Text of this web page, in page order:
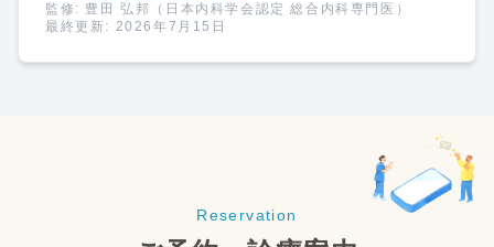
監修: 豊田 弘邦
（日本内科学会認定 総合内科専門医）
最終更新: 2026年7月15日
Reservation